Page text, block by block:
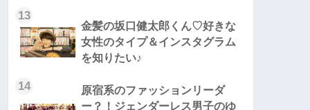
13
金髪の坂口健太郎くん♡好きな
女性のタイプ＆インスタグラム
を知りたい♪
14
原宿系のファッションリーダ
ー？！ジェンダーレス男子のゆ